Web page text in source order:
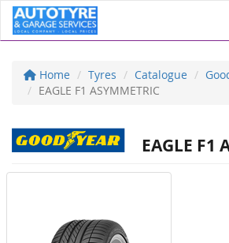
Home Tyres Catalogue
EAGLE F1 ASYMMETRIC
EAGLE F1